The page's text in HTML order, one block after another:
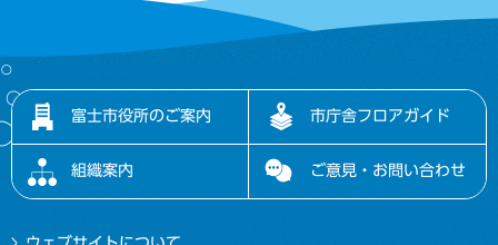
富士市役所のご案内 市庁舎フロアガイド
組織案内 ご意見・お問い合わせ